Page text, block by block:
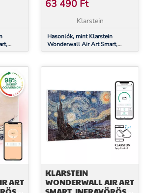
x 60
CM, 500 W, FALI, HEGY
63 490 Ft
Klarstein
Hasonlók, mint Klarstein
Wonderwall Air Art Smart,
infravörös hősugárzó, 80 x 60
ART
KLARSTEIN
WONDERWALL AIR ART